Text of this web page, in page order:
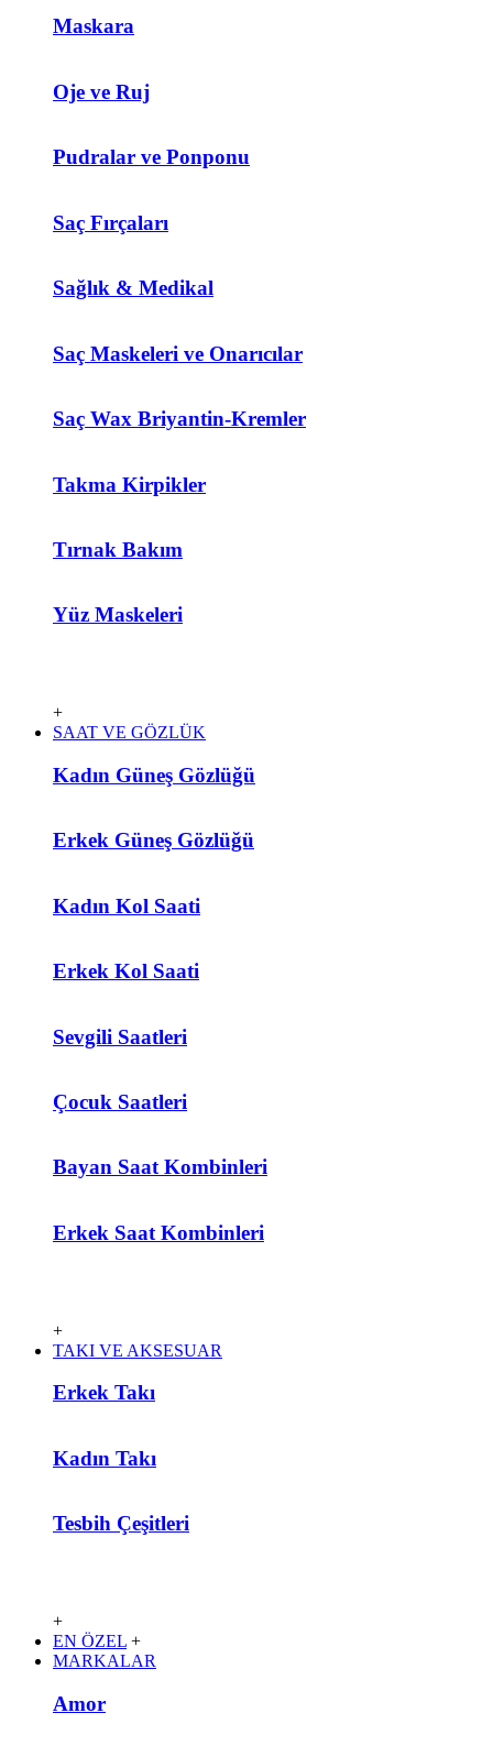
Maskara
Oje ve Ruj
Pudralar ve Ponponu
Saç Fırçaları
Sağlık & Medikal
Saç Maskeleri ve Onarıcılar
Saç Wax Briyantin-Kremler
Takma Kirpikler
Tırnak Bakım
Yüz Maskeleri
+
SAAT VE GÖZLÜK
Kadın Güneş Gözlüğü
Erkek Güneş Gözlüğü
Kadın Kol Saati
Erkek Kol Saati
Sevgili Saatleri
Çocuk Saatleri
Bayan Saat Kombinleri
Erkek Saat Kombinleri
+
TAKI VE AKSESUAR
Erkek Takı
Kadın Takı
Tesbih Çeşitleri
+
EN ÖZEL +
MARKALAR
Amor